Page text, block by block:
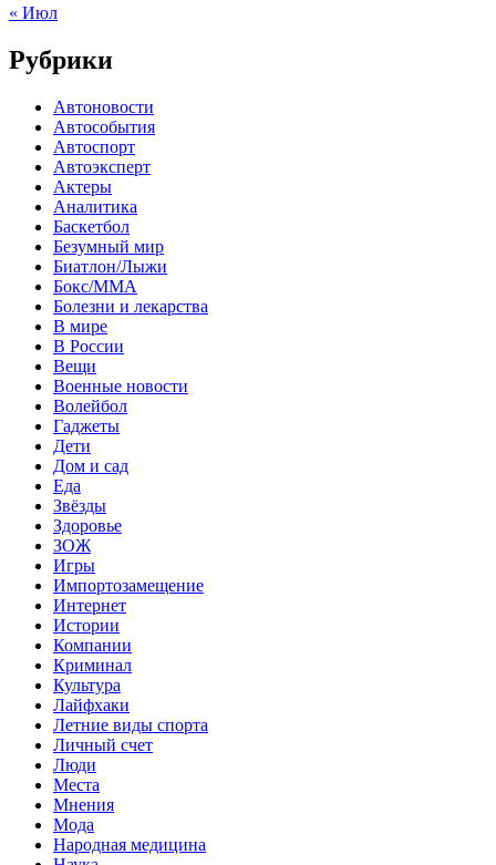
« Июл
Рубрики
Автоновости
Автособытия
Автоспорт
Автоэксперт
Актеры
Аналитика
Баскетбол
Безумный мир
Биатлон/Лыжи
Бокс/MMA
Болезни и лекарства
В мире
В России
Вещи
Военные новости
Волейбол
Гаджеты
Дети
Дом и сад
Еда
Звёзды
Здоровье
ЗОЖ
Игры
Импортозамещение
Интернет
Истории
Компании
Криминал
Культура
Лайфхаки
Летние виды спорта
Личный счет
Люди
Места
Мнения
Мода
Народная медицина